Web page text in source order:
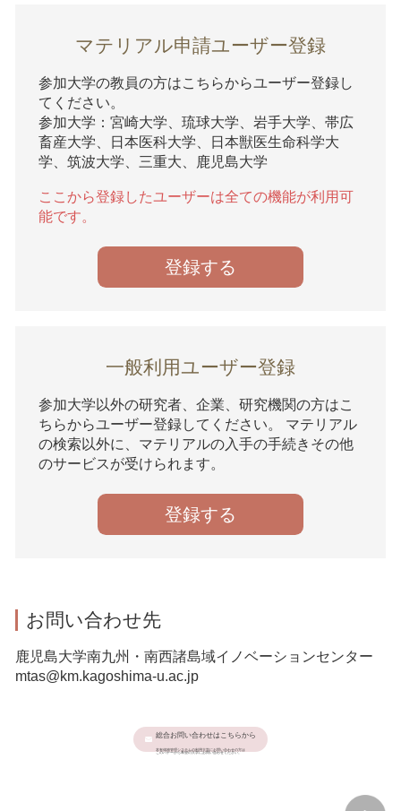
マテリアル申請ユーザー登録
参加大学の教員の方はこちらからユーザー登録し
てください。
参加大学：宮崎大学、琉球大学、岩手大学、帯広
畜産大学、日本医科大学、日本獣医生命科学大
学、筑波大学、三重大、鹿児島大学
ここから登録したユーザーは全ての機能が利用可
能です。
登録する
一般利用ユーザー登録
参加大学以外の研究者、企業、研究機関の方はこ
ちらからユーザー登録してください。 マテリアル
の検索以外に、マテリアルの入手の手続きその他
のサービスが受けられます。
登録する
お問い合わせ先
鹿児島大学南九州・南西諸島域イノベーションセンター
mtas@km.kagoshima-u.ac.jp
総合お問い合わせはこちらから
本有体物管理システムの利用大学にお問い合わせの方は
このバナーから希望の大学にお問い合わせください。